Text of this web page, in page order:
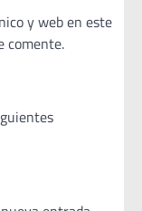
y web en este
comente.